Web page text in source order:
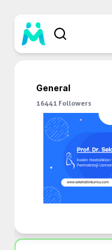
General
16441 Followers